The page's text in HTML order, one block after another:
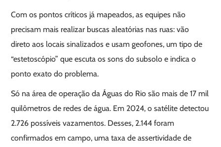
Com os pontos críticos já mapeados, as equipes não
precisam mais realizar buscas aleatórias nas ruas: vão
direto aos locais sinalizados e usam geofones, um tipo de
“estetoscópio” que escuta os sons do subsolo e indica o
ponto exato do problema.
Só na área de operação da Águas do Rio são mais de 17 mil
quilômetros de redes de água. Em 2024, o satélite detectou
2.726 possíveis vazamentos. Desses, 2.144 foram
confirmados em campo, uma taxa de assertividade de